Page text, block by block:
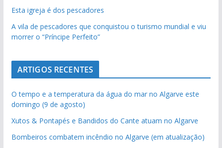
Esta igreja é dos pescadores
A vila de pescadores que conquistou o turismo mundial e viu
morrer o “Príncipe Perfeito”
ARTIGOS RECENTES
O tempo e a temperatura da água do mar no Algarve este
domingo (9 de agosto)
Xutos & Pontapés e Bandidos do Cante atuam no Algarve
Bombeiros combatem incêndio no Algarve (em atualização)